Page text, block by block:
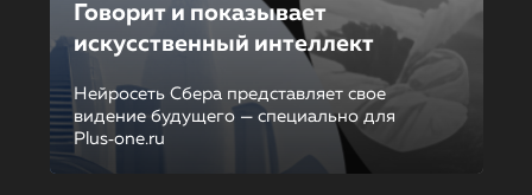
Говорит и показывает
искусственный интеллект
Нейросеть Сбера представляет свое
видение будущего — специально для
Plus‑one.ru